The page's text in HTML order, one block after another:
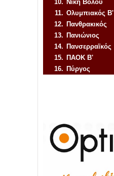
10. Νίκη Βόλου
11. Ολυμπιακός Β'
12. Πανθρακικός
13. Πανιώνιος
14. Πανσερραϊκός
15. ΠΑΟΚ Β'
16. Πύργος